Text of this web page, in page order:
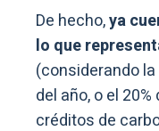
De hecho,ya
lo que
(considerando
del año, o el
créditos de